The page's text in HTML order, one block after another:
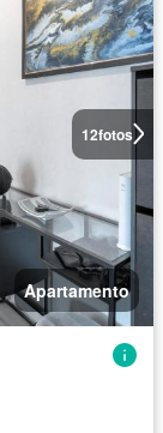
12fotos
Apartamento